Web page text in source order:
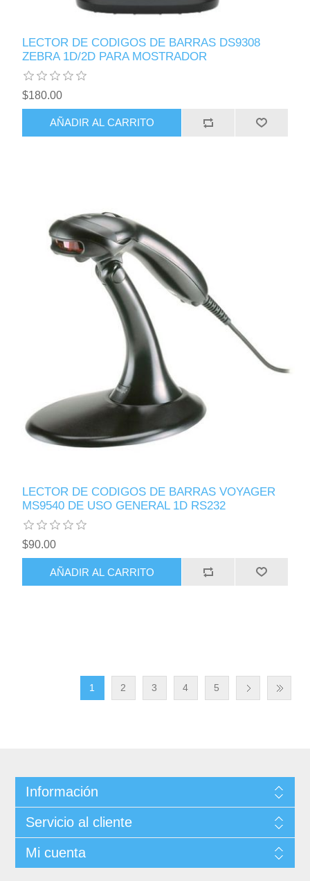
LECTOR DE CODIGOS DE BARRAS DS9308
ZEBRA 1D/2D PARA MOSTRADOR
$180.00
AÑADIR AL CARRITO
LECTOR DE CODIGOS DE BARRAS VOYAGER
MS9540 DE USO GENERAL 1D RS232
$90.00
AÑADIR AL CARRITO
1 2 3 4 5
Información
Servicio al cliente
Mi cuenta